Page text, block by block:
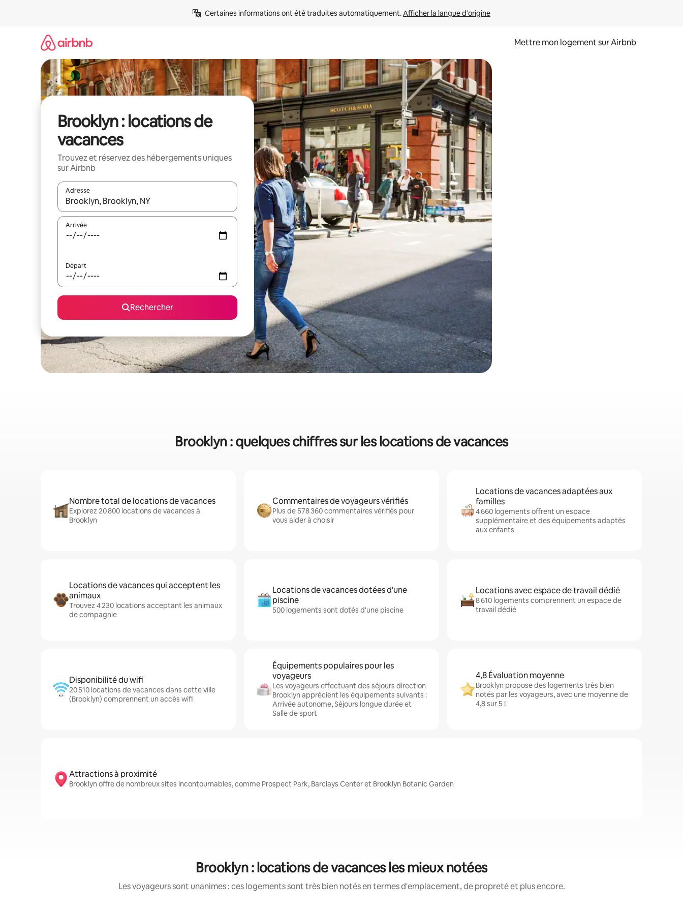
Certaines informations ont été traduites automatiquement. Afficher la langue d'origine
Mettre mon logement sur Airbnb
Brooklyn : locations de
vacances
Trouvez et réservez des hébergements uniques
sur Airbnb
Adresse
Lorsque les résultats s'affichent, utilisez les flèches vers le haut et vers le bas pour les parcourir ou en appuyant et en faisant glisser.
Arrivée
Départ
Rechercher
Brooklyn : quelques chiffres sur les locations de vacances
Nombre total de locations de vacances
Explorez 20 800 locations de vacances à
Brooklyn
Commentaires de voyageurs vérifiés
Plus de 578 360 commentaires vérifiés pour
vous aider à choisir
Locations de vacances adaptées aux
familles
4 660 logements offrent un espace
supplémentaire et des équipements adaptés
aux enfants
Locations de vacances qui acceptent les
animaux
Trouvez 4 230 locations acceptant les animaux
de compagnie
Locations de vacances dotées d'une
piscine
500 logements sont dotés d'une piscine
Locations avec espace de travail dédié
8 610 logements comprennent un espace de
travail dédié
Disponibilité du wifi
20 510 locations de vacances dans cette ville
(Brooklyn) comprennent un accès wifi
Équipements populaires pour les
voyageurs
Les voyageurs effectuant des séjours direction
Brooklyn apprécient les équipements suivants :
Arrivée autonome, Séjours longue durée et
Salle de sport
4,8 Évaluation moyenne
Brooklyn propose des logements très bien
notés par les voyageurs, avec une moyenne de
4,8 sur 5 !
Attractions à proximité
Brooklyn offre de nombreux sites incontournables, comme Prospect Park, Barclays Center et Brooklyn Botanic Garden
Brooklyn : locations de vacances les mieux notées
Les voyageurs sont unanimes : ces logements sont très bien notés en termes d'emplacement, de propreté et plus encore.